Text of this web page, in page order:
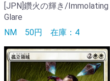
[JPN]鑽火の輝き/Immolating
Glare
NM 50円 在庫：4